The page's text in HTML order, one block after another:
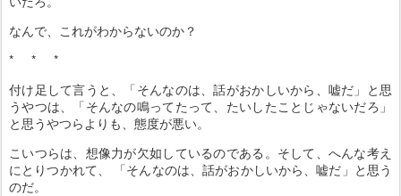
なんで、これがわからないのか？
* * *
付け足して言うと、「そんなのは、話がおかしいから、嘘だ」と思
うやつは、「そんなの鳴ってたって、たいしたことじゃないだろ」
と思うやつらよりも、態度が悪い。
こいつらは、想像力が欠如しているのである。そして、へんな考え
にとりつかれて、 「そんなのは、話がおかしいから、嘘だ」と思う
のだ。